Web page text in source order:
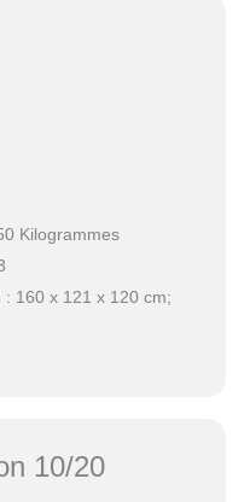
Kilogrammes
160 x 121 x 120 cm;
10/20